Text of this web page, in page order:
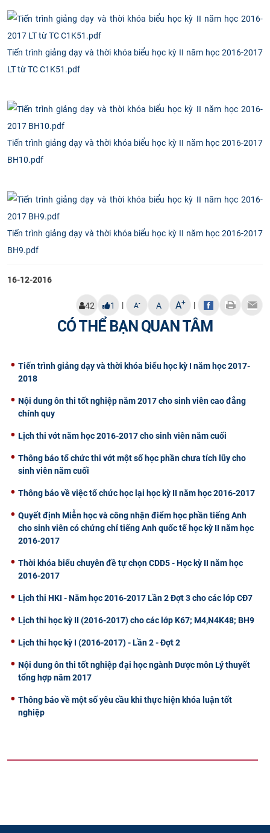
Tiến trình giảng dạy và thời khóa biểu học kỳ II năm học 2016-2017
LT từ TC C1K51.pdf
Tiến trình giảng dạy và thời khóa biểu học kỳ II năm học 2016-2017
BH10.pdf
Tiến trình giảng dạy và thời khóa biểu học kỳ II năm học 2016-2017
BH9.pdf
16-12-2016
42 1 | A- A A+ |
CÓ THỂ BẠN QUAN TÂM
Tiến trình giảng dạy và thời khóa biểu học kỳ I năm học 2017-
2018
Nội dung ôn thi tốt nghiệp năm 2017 cho sinh viên cao đẳng
chính quy
Lịch thi vớt năm học 2016-2017 cho sinh viên năm cuối
Thông báo tổ chức thi vớt một số học phần chưa tích lũy cho
sinh viên năm cuối
Thông báo về việc tổ chức học lại học kỳ II năm học 2016-2017
Quyết định Miễn học và công nhận điểm học phần tiếng Anh
cho sinh viên có chứng chỉ tiếng Anh quốc tế học kỳ II năm học
2016-2017
Thời khóa biểu chuyên đề tự chọn CDD5 - Học kỳ II năm học
2016-2017
Lịch thi HKI - Năm học 2016-2017 Lần 2 Đợt 3 cho các lớp CĐ7
Lịch thi học kỳ II (2016-2017) cho các lớp K67; M4,N4K48; BH9
Lịch thi học kỳ I (2016-2017) - Lần 2 - Đợt 2
Nội dung ôn thi tốt nghiệp đại học ngành Dược môn Lý thuyết
tổng hợp năm 2017
Thông báo về một số yêu cầu khi thực hiện khóa luận tốt
nghiệp